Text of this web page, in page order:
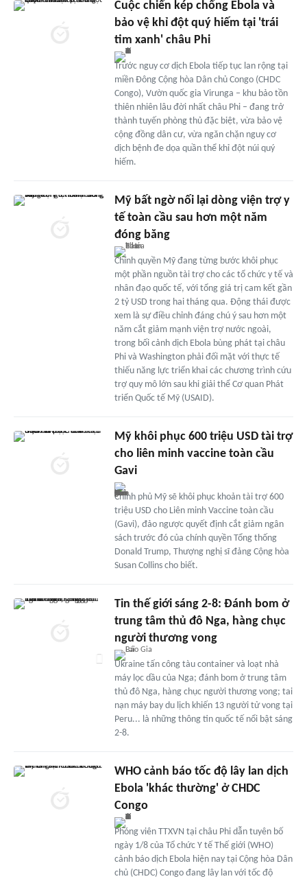
Cuộc chiến kép chống Ebola và
bảo vệ khỉ đột quý hiếm tại 'trái
tim xanh' châu Phi
Trước nguy cơ dịch Ebola tiếp tục lan rộng tại
miền Đông Cộng hòa Dân chủ Congo (CHDC
Congo), Vườn quốc gia Virunga – khu bảo tồn
thiên nhiên lâu đời nhất châu Phi – đang trở
thành tuyến phòng thủ đặc biệt, vừa bảo vệ
cộng đồng dân cư, vừa ngăn chặn nguy cơ
dịch bệnh đe dọa quần thể khỉ đột núi quý
hiếm.
Mỹ bất ngờ nối lại dòng viện trợ y
tế toàn cầu sau hơn một năm
đóng băng
Chính quyền Mỹ đang từng bước khôi phục
một phần nguồn tài trợ cho các tổ chức y tế và
nhân đạo quốc tế, với tổng giá trị cam kết gần
2 tỷ USD trong hai tháng qua. Động thái được
xem là sự điều chỉnh đáng chú ý sau hơn một
năm cắt giảm mạnh viện trợ nước ngoài,
trong bối cảnh dịch Ebola bùng phát tại châu
Phi và Washington phải đối mặt với thực tế
thiếu năng lực triển khai các chương trình cứu
trợ quy mô lớn sau khi giải thể Cơ quan Phát
triển Quốc tế Mỹ (USAID).
Mỹ khôi phục 600 triệu USD tài trợ
cho liên minh vaccine toàn cầu
Gavi
Chính phủ Mỹ sẽ khôi phục khoản tài trợ 600
triệu USD cho Liên minh Vaccine toàn cầu
(Gavi), đảo ngược quyết định cắt giảm ngân
sách trước đó của chính quyền Tổng thống
Donald Trump, Thượng nghị sĩ đảng Cộng hòa
Susan Collins cho biết.
Tin thế giới sáng 2-8: Đánh bom ở
trung tâm thủ đô Nga, hàng chục
người thương vong
Ukraine tấn công tàu container và loạt nhà
máy lọc dầu của Nga; đánh bom ở trung tâm
thủ đô Nga, hàng chục người thương vong; tai
nạn máy bay du lịch khiến 13 người tử vong tại
Peru... là những thông tin quốc tế nổi bật sáng
2-8.
WHO cảnh báo tốc độ lây lan dịch
Ebola 'khác thường' ở CHDC
Congo
Phóng viên TTXVN tại châu Phi dẫn tuyên bố
ngày 1/8 của Tổ chức Y tế Thế giới (WHO)
cảnh báo dịch Ebola hiện nay tại Cộng hòa Dân
chủ (CHDC) Congo đang lây lan với tốc độ